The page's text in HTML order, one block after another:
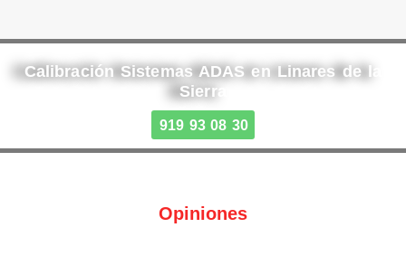
Calibración Sistemas ADAS en Linares de la
Sierra
919 93 08 30
Opiniones